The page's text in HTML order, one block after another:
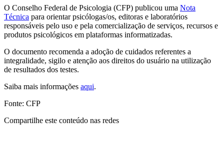
O Conselho Federal de Psicologia (CFP) publicou uma Nota
Técnica para orientar psicólogas/os, editoras e laboratórios
responsáveis pelo uso e pela comercialização de serviços, recursos e
produtos psicológicos em plataformas informatizadas.
O documento recomenda a adoção de cuidados referentes a
integralidade, sigilo e atenção aos direitos do usuário na utilização
de resultados dos testes.
Saiba mais informações aqui.
Fonte: CFP
Compartilhe este conteúdo nas redes